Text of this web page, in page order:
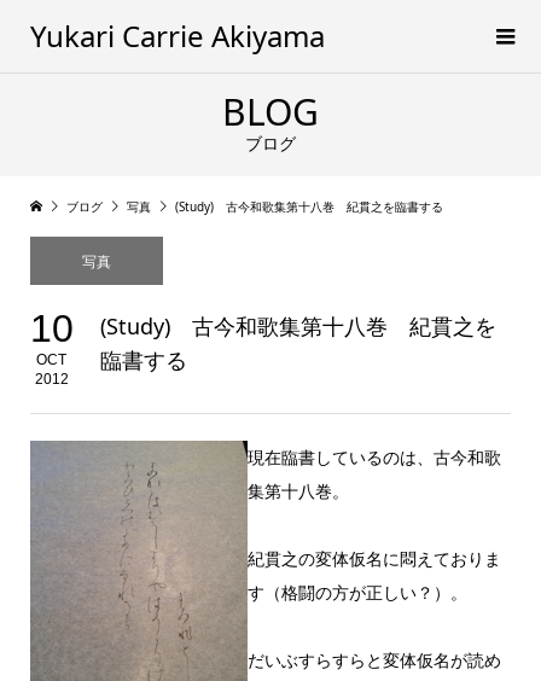
Yukari Carrie Akiyama
BLOG
ブログ
ブログ 写真 (Study) 古今和歌集第十八巻 紀貫之を臨書する
写真
10
OCT
2012
(Study) 古今和歌集第十八巻 紀貫之を
臨書する
現在臨書しているのは、古今和歌
集第十八巻。
紀貫之の変体仮名に悶えておりま
す（格闘の方が正しい？）。
だいぶすらすらと変体仮名が読め